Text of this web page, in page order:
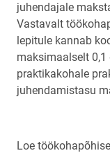
juhendajale
Vastavalt
lepitule kannab
maksimaalselt
praktikakohale
juhendamistasu
Loe